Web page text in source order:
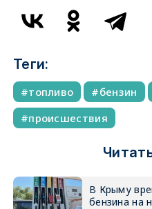
Теги:
топливо бензин
происшествия
В Крыму
бензина на